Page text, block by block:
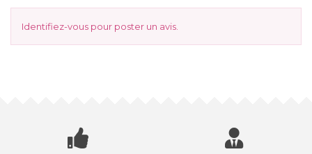
Identifiez-vous pour poster un avis.